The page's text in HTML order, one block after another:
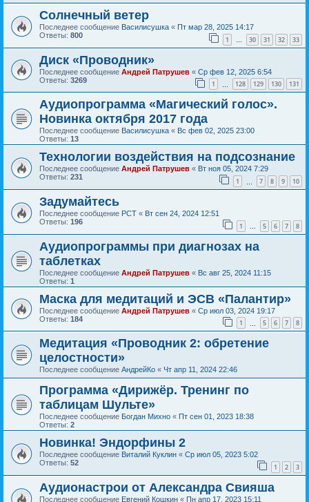
Солнечный ветер
Последнее сообщение Василисушка « Пт мар 28, 2025 14:17
Ответы: 800 1 … 30 31 32 33
Диск «Проводник»
Последнее сообщение Андрей Патрушев « Ср фев 12, 2025 6:54
Ответы: 3269 1 128 129 130 131
Аудиопрограмма «Магический голос».
Новинка октября 2017 года
Последнее сообщение Василисушка « Вс фев 02, 2025 23:00
Ответы: 13
Технологии воздействия на подсознание
Последнее сообщение Андрей Патрушев « Вт ноя 05, 2024 7:29
Ответы: 231 1 7 8 9 10
Задумайтесь
Последнее сообщение РСТ « Вт сен 24, 2024 12:51
Ответы: 196 1 … 5 6 7 8
Аудиопрограммы при диагнозах на
таблетках
Последнее сообщение Андрей Патрушев « Вс авг 25, 2024 11:15
Ответы: 1
Маска для медитаций и ЭСВ «Палантир»
Последнее сообщение Андрей Патрушев « Ср июл 03, 2024 19:17
Ответы: 184 1 5 6 7 8
Медитация «Проводник 2: обретение
целостности»
Последнее сообщение АндрейКо « Чт апр 11, 2024 22:46
Программа «Дирижёр. Тренинг по
таблицам Шульте»
Последнее сообщение Богдан Михно « Пт сен 01, 2023 18:38
Ответы: 2
Новинка! Эндорфины 2
Последнее сообщение Виталий Куклин « Ср июл 05, 2023 5:02
Ответы: 52 1 2 3
Аудионастрои от Александра Свияша
Последнее сообщение Евгений Кошкин « Пн апр 17, 2023 15:11